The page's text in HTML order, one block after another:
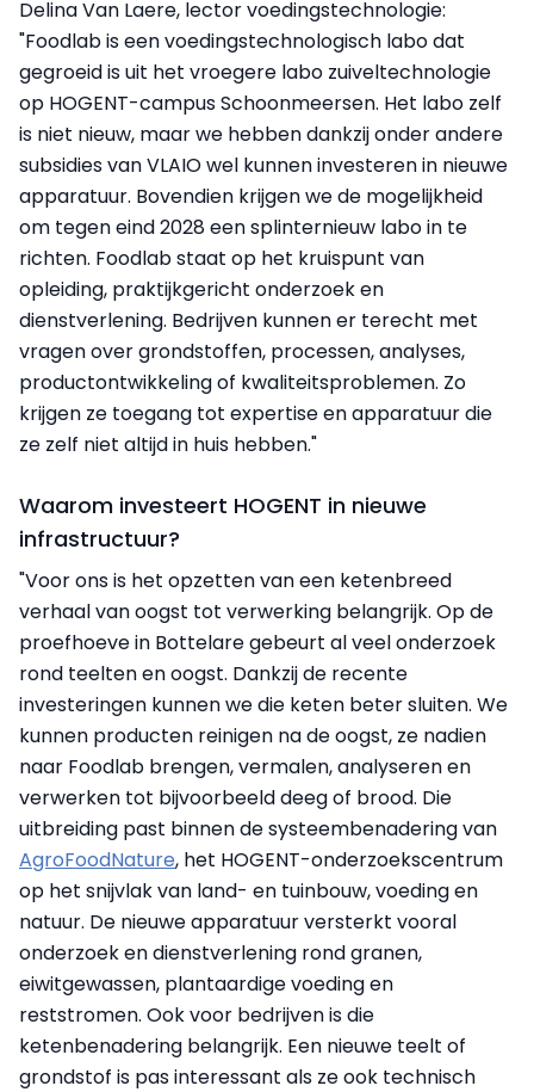
Delina Van Laere, lector voedingstechnologie:
"Foodlab is een voedingstechnologisch labo dat
gegroeid is uit het vroegere labo zuiveltechnologie
op HOGENT-campus Schoonmeersen. Het labo zelf
is niet nieuw, maar we hebben dankzij onder andere
subsidies van VLAIO wel kunnen investeren in nieuwe
apparatuur. Bovendien krijgen we de mogelijkheid
om tegen eind 2028 een splinternieuw labo in te
richten. Foodlab staat op het kruispunt van
opleiding, praktijkgericht onderzoek en
dienstverlening. Bedrijven kunnen er terecht met
vragen over grondstoffen, processen, analyses,
productontwikkeling of kwaliteitsproblemen. Zo
krijgen ze toegang tot expertise en apparatuur die
ze zelf niet altijd in huis hebben."
Waarom investeert HOGENT in nieuwe
infrastructuur?
"Voor ons is het opzetten van een ketenbreed
verhaal van oogst tot verwerking belangrijk. Op de
proefhoeve in Bottelare gebeurt al veel onderzoek
rond teelten en oogst. Dankzij de recente
investeringen kunnen we die keten beter sluiten. We
kunnen producten reinigen na de oogst, ze nadien
naar Foodlab brengen, vermalen, analyseren en
verwerken tot bijvoorbeeld deeg of brood. Die
uitbreiding past binnen de systeembenadering van
AgroFoodNature, het HOGENT-onderzoekscentrum
op het snijvlak van land- en tuinbouw, voeding en
natuur. De nieuwe apparatuur versterkt vooral
onderzoek en dienstverlening rond granen,
eiwitgewassen, plantaardige voeding en
reststromen. Ook voor bedrijven is die
ketenbenadering belangrijk. Een nieuwe teelt of
grondstof is pas interessant als ze ook technisch